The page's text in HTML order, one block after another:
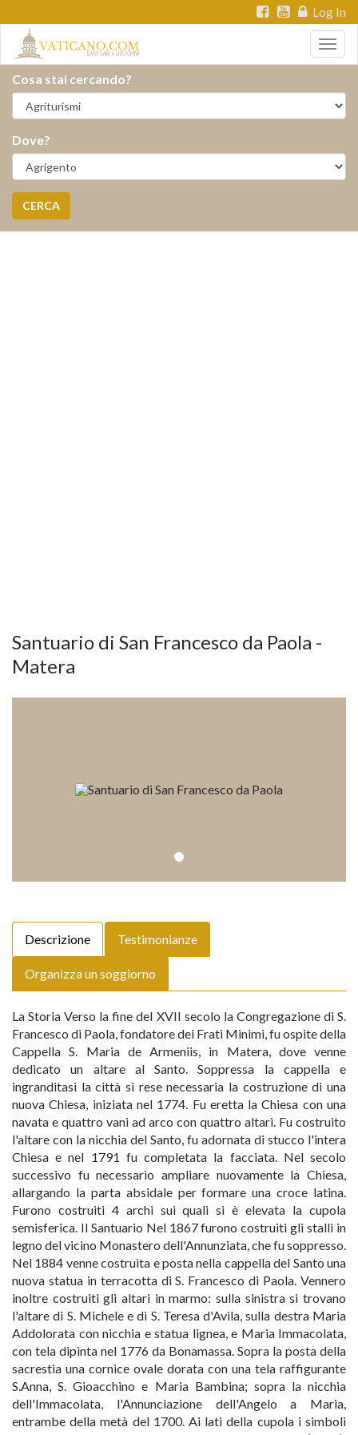
Log In
Cosa stai cercando?
Dove?
CERCA
Santuario di San Francesco da Paola -
Matera
Descrizione Testimonianze
Organizza un soggiorno
La Storia Verso la fine del XVII secolo la Congregazione di S.
Francesco di Paola, fondatore dei Frati Minimi, fu ospite della
Cappella S. Maria de Armeniis, in Matera, dove venne
dedicato un altare al Santo. Soppressa la cappella e
ingranditasi la città si rese necessaria la costruzione di una
nuova Chiesa, iniziata nel 1774. Fu eretta la Chiesa con una
navata e quattro vani ad arco con quattro altari. Fu costruito
l'altare con la nicchia del Santo, fu adornata di stucco l'intera
Chiesa e nel 1791 fu completata la facciata. Nel secolo
successivo fu necessario ampliare nuovamente la Chiesa,
allargando la parta absidale per formare una croce latina.
Furono costruiti 4 archi sui quali si è elevata la cupola
semisferica. Il Santuario Nel 1867 furono costruiti gli stalli in
legno del vicino Monastero dell'Annunziata, che fu soppresso.
Nel 1884 venne costruita e posta nella cappella del Santo una
nuova statua in terracotta di S. Francesco di Paola. Vennero
inoltre costruiti gli altari in marmo: sulla sinistra si trovano
l'altare di S. Michele e di S. Teresa d'Avila, sulla destra Maria
Addolorata con nicchia e statua lignea, e Maria Immacolata,
con tela dipinta nel 1776 da Bonamassa. Sopra la posta della
sacrestia una cornice ovale dorata con una tela raffigurante
S.Anna, S. Gioacchino e Maria Bambina; sopra la nicchia
dell'Immacolata, l'Annunciazione dell'Angelo a Maria,
entrambe della metà del 1700. Ai lati della cupola i simboli